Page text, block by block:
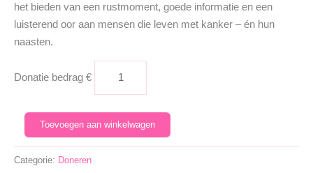
het bieden van een rustmoment, goede informatie en een
luisterend oor aan mensen die leven met kanker – én hun
naasten.
Donatie bedrag €
Doneer
Nu
aantal
Toevoegen aan winkelwagen
Categorie: Doneren